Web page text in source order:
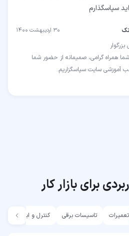
سپاسگذارم
۳۰ اردیبهشت ۱۴۰۰
همراه گرامی، صمیمانه از حضور شما
برای بازار کار
تعمیرات تاسیسات برقی کنترل و ابزار دقیق